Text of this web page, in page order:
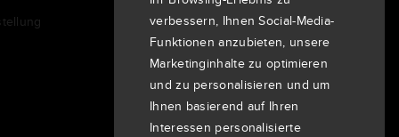
Veranstaltungen
Pressemitteilungen
Investoren
7th item
Routing
9th item of footer
verbessern, Ihnen Social-Media-
Funktionen anzubieten, unsere
Marketinginhalte zu optimieren
und zu personalisieren und um
Ihnen basierend auf Ihren
Interessen personalisierte